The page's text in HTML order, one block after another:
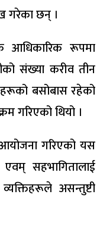
गरेका छन् ।
आधिकारिक रूपमा
संख्या करीव तीन
बसोबास रहेको
गरिएको थियो ।
आयोजना गरिएको यस
सहभागितालाई
असन्तुष्टी